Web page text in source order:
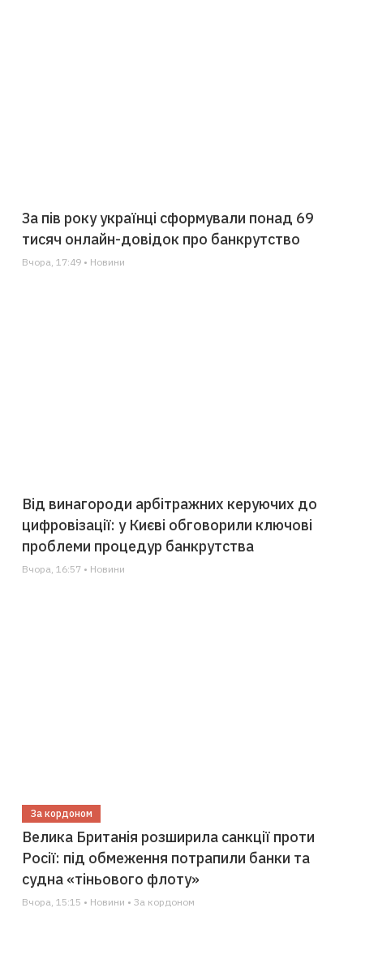
За пів року українці сформували понад 69
тисяч онлайн-довідок про банкрутство
Вчора, 17:49 • Новини
Від винагороди арбітражних керуючих до
цифровізації: у Києві обговорили ключові
проблеми процедур банкрутства
Вчора, 16:57 • Новини
За кордоном
Велика Британія розширила санкції проти
Росії: під обмеження потрапили банки та
судна «тіньового флоту»
Вчора, 15:15 • Новини • За кордоном